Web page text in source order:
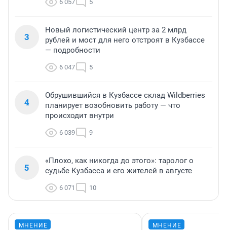
6 057 5
3
Новый логистический центр за 2 млрд
рублей и мост для него отстроят в Кузбассе
— подробности
6 047 5
4
Обрушившийся в Кузбассе склад Wildberries
планирует возобновить работу — что
происходит внутри
6 039 9
5
«Плохо, как никогда до этого»: таролог о
судьбе Кузбасса и его жителей в августе
6 071 10
МНЕНИЕ МНЕНИЕ